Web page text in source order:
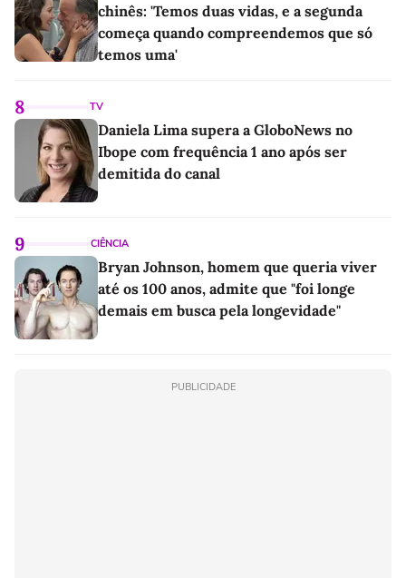
chinês: 'Temos duas vidas, e a segunda
começa quando compreendemos que só
temos uma'
8 TV
Daniela Lima supera a GloboNews no
Ibope com frequência 1 ano após ser
demitida do canal
9 CIÊNCIA
Bryan Johnson, homem que queria viver
até os 100 anos, admite que "foi longe
demais em busca pela longevidade"
PUBLICIDADE